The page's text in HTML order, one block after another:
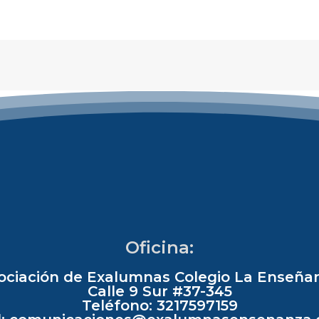
Oficina:
de Exalumnas Colegio La
Calle 9 Sur #37-345
Teléfono: 3217597159